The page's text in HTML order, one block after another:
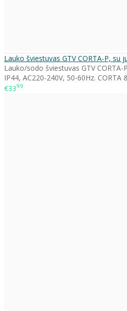
Lauko šviestuvas GTV CORTA-P, su
Lauko/sodo šviestuvas GTV CORTA-
IP44, AC220-240V, 50-60Hz. CORTA
€3399